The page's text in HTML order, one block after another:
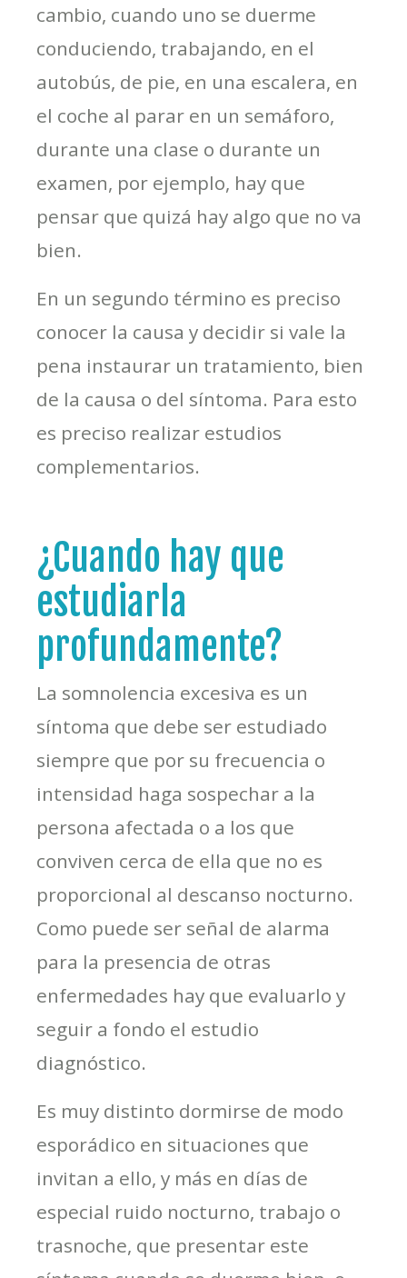
cambio, cuando uno se duerme
conduciendo, trabajando, en el
autobús, de pie, en una escalera, en
el coche al parar en un semáforo,
durante una clase o durante un
examen, por ejemplo, hay que
pensar que quizá hay algo que no va
bien.
En un segundo término es preciso
conocer la causa y decidir si vale la
pena instaurar un tratamiento, bien
de la causa o del síntoma. Para esto
es preciso realizar estudios
complementarios.
¿Cuando hay que
estudiarla
profundamente?
La somnolencia excesiva es un
síntoma que debe ser estudiado
siempre que por su frecuencia o
intensidad haga sospechar a la
persona afectada o a los que
conviven cerca de ella que no es
proporcional al descanso nocturno.
Como puede ser señal de alarma
para la presencia de otras
enfermedades hay que evaluarlo y
seguir a fondo el estudio
diagnóstico.
Es muy distinto dormirse de modo
esporádico en situaciones que
invitan a ello, y más en días de
especial ruido nocturno, trabajo o
trasnoche, que presentar este